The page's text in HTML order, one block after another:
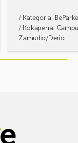
/ Kategoria:
/ Kokapena:
Zamudio/Derio